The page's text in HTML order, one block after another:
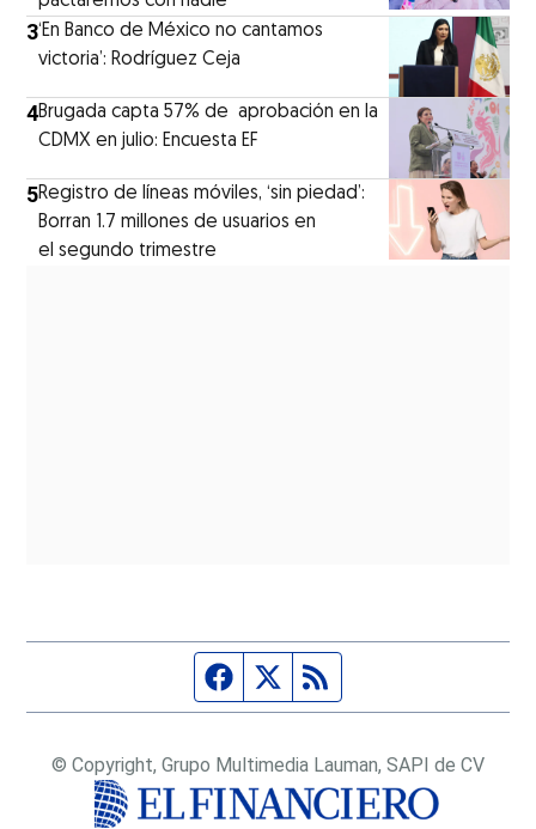
3‘En Banco de México no cantamos
victoria’: Rodríguez Ceja
4Brugada capta 57% de aprobación en la
CDMX en julio: Encuesta EF
5Registro de líneas móviles, ‘sin piedad’:
Borran 1.7 millones de usuarios en
el segundo trimestre
Página de Facebook
Fuente Twitter
© Copyright, Grupo Multimedia Lauman, SAPI de CV